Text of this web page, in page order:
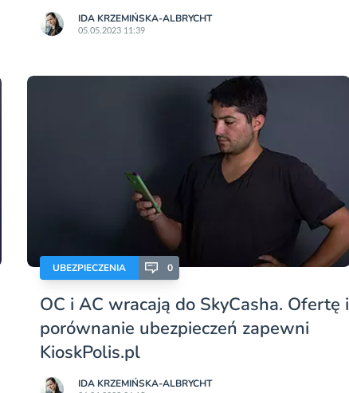
IDA KRZEMIŃSKA-ALBRYCHT
05.05.2023 11:39
UBEZPIECZENIA 0
OC i AC wracają do SkyCasha. Ofertę i
porównanie ubezpieczeń zapewni
KioskPolis.pl
IDA KRZEMIŃSKA-ALBRYCHT